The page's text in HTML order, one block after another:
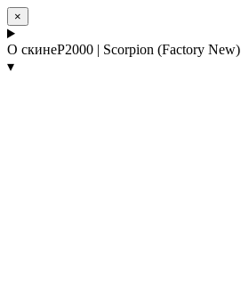
×
О скинеP2000 | Scorpion (Factory New)
▾